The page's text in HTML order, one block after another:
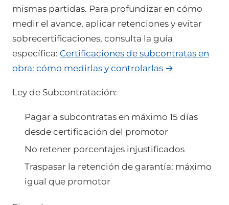
mismas partidas. Para profundizar en cómo
medir el avance, aplicar retenciones y evitar
sobrecertificaciones, consulta la guía
específica: Certificaciones de subcontratas en
obra: cómo medirlas y controlarlas →
Ley de Subcontratación:
Pagar a subcontratas en máximo 15 días
desde certificación del promotor
No retener porcentajes injustificados
Traspasar la retención de garantía: máximo
igual que promotor